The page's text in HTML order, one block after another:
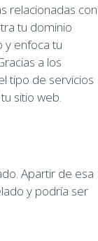
relacionadas con
tu dominio
y enfoca tu
a los
tipo de servicios
sitio web.
Apartir de esa
y podría ser